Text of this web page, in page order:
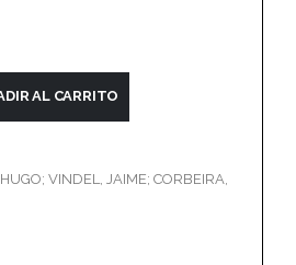
AL CARRITO
VINDEL, JAIME; CORBEIRA,